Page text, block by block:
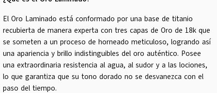
El Oro Laminado está conformado por una base de titanio
recubierta de manera experta con tres capas de Oro de 18k que
se someten a un proceso de horneado meticuloso, logrando así
una apariencia y brillo indistinguibles del oro auténtico. Posee
una extraordinaria resistencia al agua, al sudor y a las lociones,
lo que garantiza que su tono dorado no se desvanezca con el
paso del tiempo.